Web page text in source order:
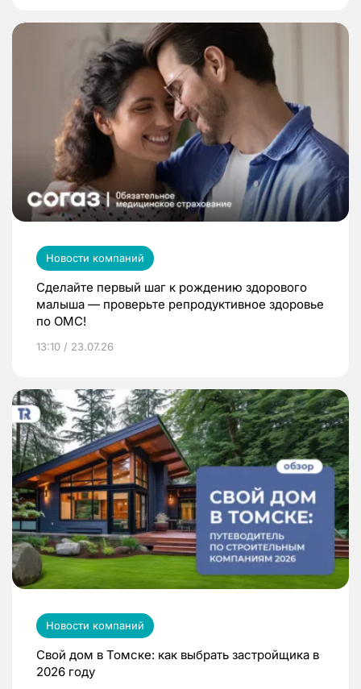
Новости компаний
Сделайте первый шаг к рождению здорового
малыша — проверьте репродуктивное здоровье
по ОМС!
13:10 / 23.07.26
Новости компаний
Свой дом в Томске: как выбрать застройщика в
2026 году